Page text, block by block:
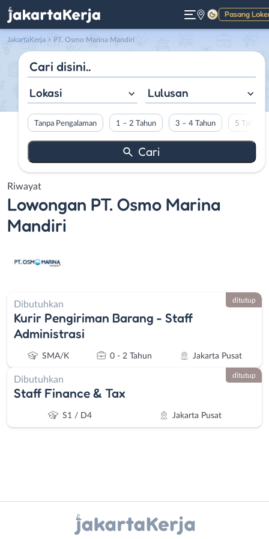
Pasang
Gelap
JakartaKerja > PT. Osmo Marina Mandiri
Lokasi Lulusan
Tanpa Pengalaman 1 – 2 Tahun 3 – 4 Tahun 5 Tahun
Riwayat
Lowongan PT. Osmo Marina
Mandiri
Dibutuhkan
Kurir Pengiriman Barang - Staff
Administrasi
SMA/K 0 - 2 Tahun Jakarta Pusat
ditutup
Dibutuhkan
Staff Finance & Tax
S1 / D4 Jakarta Pusat
ditutup
Ahli
(Remote
X - Twitter Telegram
Kanal Lainnya..